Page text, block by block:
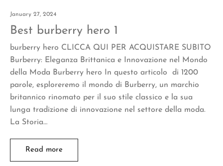
January 27, 2024
Best burberry hero 1
burberry hero CLICCA QUI PER ACQUISTARE SUBITO
Burberry: Eleganza Brittanica e Innovazione nel Mondo
della Moda Burberry hero In questo articolo di 1200
parole, esploreremo il mondo di Burberry, un marchio
britannico rinomato per il suo stile classico e la sua
lunga tradizione di innovazione nel settore della moda.
La Storia…
Read more